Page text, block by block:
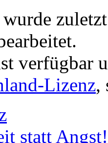
wurde
verfügbar
Lizenz,
statt Angst!